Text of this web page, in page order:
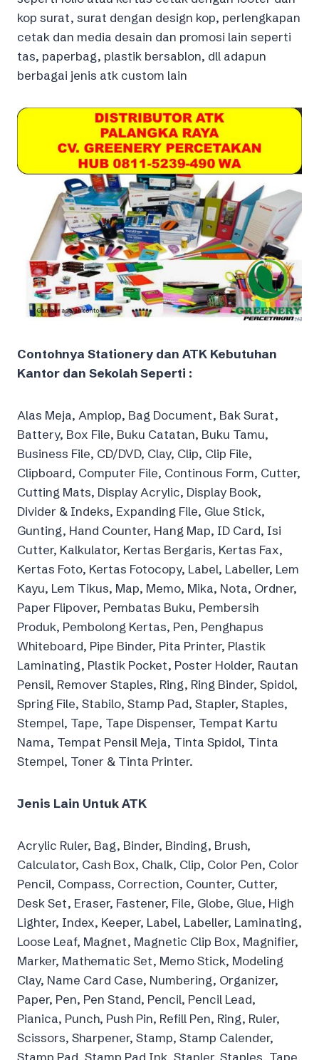
kop surat, surat dengan design kop, perlengkapan
cetak dan media desain dan promosi lain seperti
tas, paperbag, plastik bersablon, dll adapun
berbagai jenis atk custom lain
Contohnya Stationery dan ATK Kebutuhan
Kantor dan Sekolah Seperti :
Alas Meja, Amplop, Bag Document, Bak Surat,
Battery, Box File, Buku Catatan, Buku Tamu,
Business File, CD/DVD, Clay, Clip, Clip File,
Clipboard, Computer File, Continous Form, Cutter,
Cutting Mats, Display Acrylic, Display Book,
Divider & Indeks, Expanding File, Glue Stick,
Gunting, Hand Counter, Hang Map, ID Card, Isi
Cutter, Kalkulator, Kertas Bergaris, Kertas Fax,
Kertas Foto, Kertas Fotocopy, Label, Labeller, Lem
Kayu, Lem Tikus, Map, Memo, Mika, Nota, Ordner,
Paper Flipover, Pembatas Buku, Pembersih
Produk, Pembolong Kertas, Pen, Penghapus
Whiteboard, Pipe Binder, Pita Printer, Plastik
Laminating, Plastik Pocket, Poster Holder, Rautan
Pensil, Remover Staples, Ring, Ring Binder, Spidol,
Spring File, Stabilo, Stamp Pad, Stapler, Staples,
Stempel, Tape, Tape Dispenser, Tempat Kartu
Nama, Tempat Pensil Meja, Tinta Spidol, Tinta
Stempel, Toner & Tinta Printer.
Jenis Lain Untuk ATK
Acrylic Ruler, Bag, Binder, Binding, Brush,
Calculator, Cash Box, Chalk, Clip, Color Pen, Color
Pencil, Compass, Correction, Counter, Cutter,
Desk Set, Eraser, Fastener, File, Globe, Glue, High
Lighter, Index, Keeper, Label, Labeller, Laminating,
Loose Leaf, Magnet, Magnetic Clip Box, Magnifier,
Marker, Mathematic Set, Memo Stick, Modeling
Clay, Name Card Case, Numbering, Organizer,
Paper, Pen, Pen Stand, Pencil, Pencil Lead,
Pianica, Punch, Push Pin, Refill Pen, Ring, Ruler,
Scissors, Sharpener, Stamp, Stamp Calender,
Stamp Pad, Stamp Pad Ink, Stapler, Staples, Tape,